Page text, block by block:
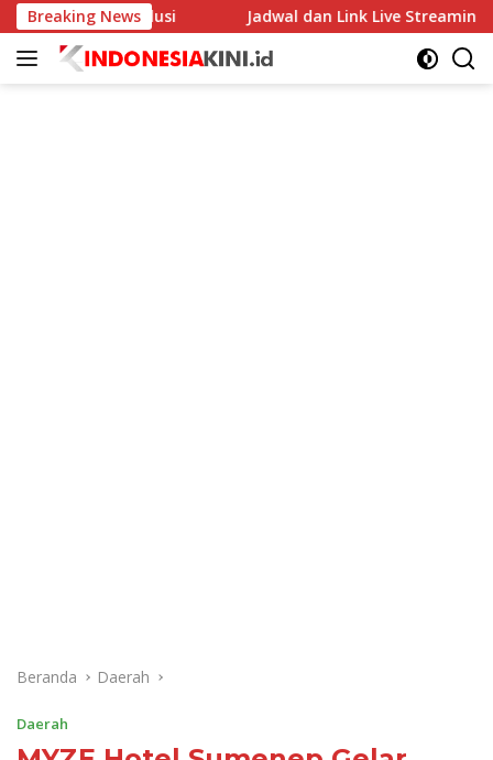
Langsung
ke
konten
Breaking News
Bogor Beri Solusi Jadwal dan Link Live Streaming
Beranda Daerah
Daerah